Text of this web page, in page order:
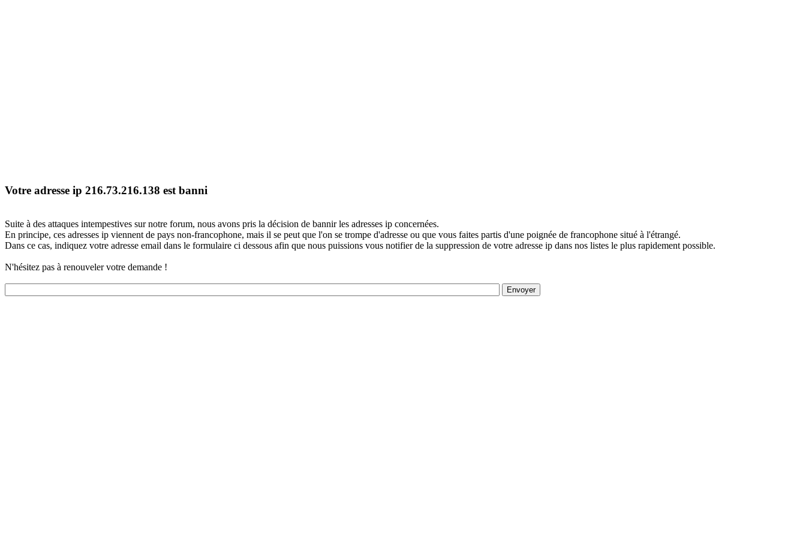
Votre adresse ip 216.73.216.138 est banni
Suite à des attaques intempestives sur notre forum, nous avons pris la décision de bannir les adresses ip concernées.
En principe, ces adresses ip viennent de pays non-francophone, mais il se peut que l'on se trompe d'adresse ou que vous faites partis d'une poignée de francophone situé à l'étrangé.
Dans ce cas, indiquez votre adresse email dans le formulaire ci dessous afin que nous puissions vous notifier de la suppression de votre adresse ip dans nos listes le plus rapidement possible.
N'hésitez pas à renouveler votre demande !